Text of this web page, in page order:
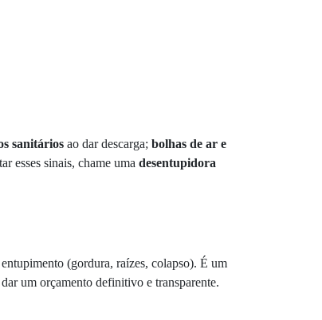
sanitários ao dar descarga; bolhas de ar e
esses sinais, chame uma desentupidora
(gordura, raízes, colapso). É um
um orçamento definitivo e transparente.